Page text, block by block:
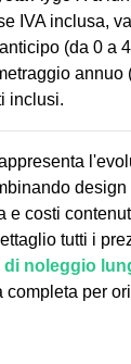
IVA inclusa,
(da 0 a
annuo
inclusi.
design
e costi
tutti i
di noleggio
completa per